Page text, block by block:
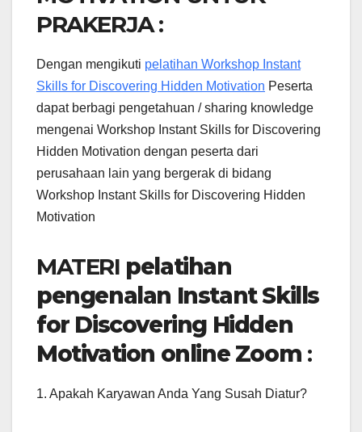
PRAKERJA :
Dengan mengikuti pelatihan Workshop Instant
Skills for Discovering Hidden Motivation Peserta
dapat berbagi pengetahuan / sharing knowledge
mengenai Workshop Instant Skills for Discovering
Hidden Motivation dengan peserta dari
perusahaan lain yang bergerak di bidang
Workshop Instant Skills for Discovering Hidden
Motivation
MATERI pelatihan
pengenalan Instant Skills
for Discovering Hidden
Motivation online Zoom :
1. Apakah Karyawan Anda Yang Susah Diatur?